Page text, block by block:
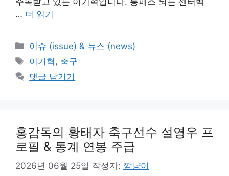
… 더 읽기
카
테
고
리
이슈 (issue) & 뉴스 (news)
태
그
이기혁 , 축구
댓글 남기기
홍감독의 황태자 축구선수 설영우 프
로필 & 통계 연봉 주급
2026년 06월 25일 작성자: 깜냥이